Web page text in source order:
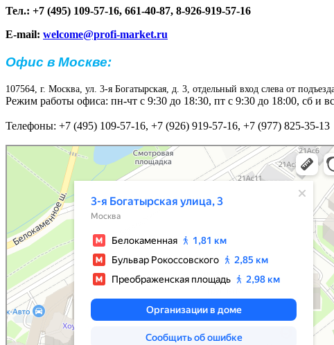
Тел.: +7 (495) 109-57-16, 661-40-87, 8-926-919-57-16
E-mail: welcome@profi-market.ru
Офис в Москве:
107564, г. Москва, ул. 3-я Богатырская, д. 3, отдельный вход слева от
Режим работы офиса: пн-чт с 9:30 до 18:30, пт с 9:30 до 18:00, сб и
Телефоны: +7 (495) 109-57-16, +7 (926) 919-57-16, +7 (977) 825-35-13
Москва
3-я Богатырская улица, 3 — Яндекс Карты